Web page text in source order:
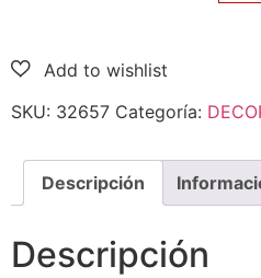
SKU: 32657 Categoría:
Descripción
Descripción